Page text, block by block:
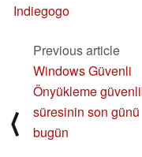
Indiegogo
⟨
Previous article
Windows Güvenli
Önyükleme
süresinin son günü
bugün